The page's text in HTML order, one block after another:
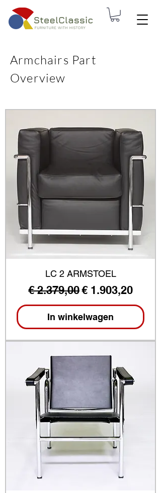
Armchairs Part
Overview
LC 2 ARMSTOEL
Normale prijs
€ 2.379,00Verkoopprijs
€ 1.903,20
In winkelwagen